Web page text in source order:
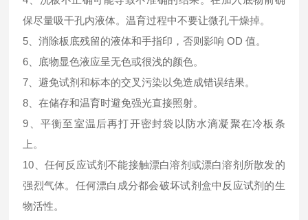
保尽量吸干孔内液体。温育过程中不要让微孔干燥掉。
5、消除板底残留的液体和手指印，否则影响 OD 值。
6、底物显色液应呈无色或很浅的颜色。
7、避免试剂和标本的交叉污染以免造成错误结果。
8、在储存和温育时避免强光直接照射。
9、平衡至室温后再打开密封袋以防水滴凝聚在冷板条
上。
10、任何反应试剂不能接触漂白溶剂或漂白溶剂所散发的
强烈气体。任何漂白成分都会破坏试剂盒中反应试剂的生
物活性。